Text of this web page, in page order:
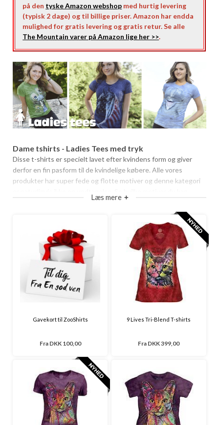
på den tyske Amazon webshop med hurtig levering
(typisk 2 dage) og til billige priser. Amazon har endda
mulighed for gratis levering og gratis retur. Se alle
The Mountain varer på Amazon lige her >>.
Dame tshirts - Ladies Tees med tryk
Disse t-shirts er specielt lavet efter kvindens form og giver
derfor en fin pasform til de kvindelige købere. Alle vores
produkter har super fede og flotte motiver og denne kategori
vælge imellem i denne kategori og skynd dig at få en super fed
Læs mere +
Gavekort til ZooShirts
Fra DKK 100,00
9 Lives Tri-Blend T-shirts
Fra DKK 399,00